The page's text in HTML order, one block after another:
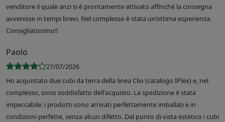
venditore il quale anzi si è prontamente attivato affinché la consegna
avvenisse in tempi brevi. Nel complesso è stata un’ottima esperienza.
Consigliatissimo!!
Paolo
27/07/2026
Ho acquistato due cubi da terra della linea Clio (catalogo IPlex) e, nel
complesso, sono soddisfatto dell'acquisto. La spedizione è stata
impeccabile: i prodotti sono arrivati perfettamente imballati e in
condizioni perfette, senza alcun difetto. Dal punto di vista estetico i cubi